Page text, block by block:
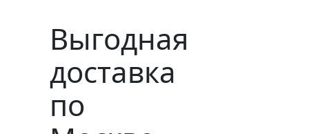
Выгодная
доставка
по